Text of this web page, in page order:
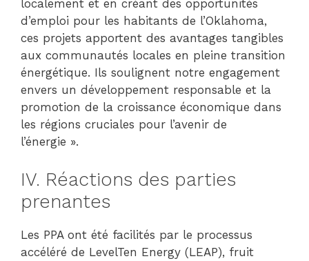
localement et en créant des opportunités
d’emploi pour les habitants de l’Oklahoma,
ces projets apportent des avantages tangibles
aux communautés locales en pleine transition
énergétique. Ils soulignent notre engagement
envers un développement responsable et la
promotion de la croissance économique dans
les régions cruciales pour l’avenir de
l’énergie ».
IV. Réactions des parties
prenantes
Les PPA ont été facilités par le processus
accéléré de LevelTen Energy (LEAP), fruit